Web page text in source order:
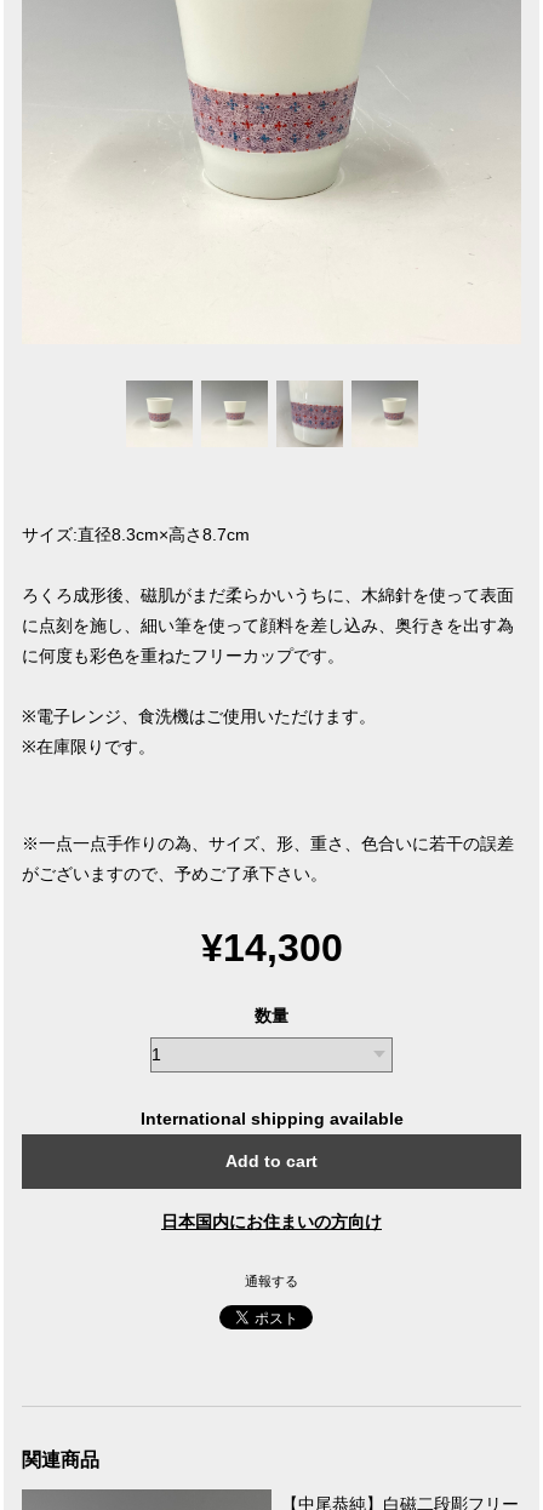
サイズ:直径8.3cm×高さ8.7cm
ろくろ成形後、磁肌がまだ柔らかいうちに、木綿針を使って表面
に点刻を施し、細い筆を使って顔料を差し込み、奥行きを出す為
に何度も彩色を重ねたフリーカップです。
※電子レンジ、食洗機はご使用いただけます。
※在庫限りです。
※一点一点手作りの為、サイズ、形、重さ、色合いに若干の誤差
がございますので、予めご了承下さい。
¥14,300
数量
International shipping available
Add to cart
日本国内にお住まいの方向け
通報する
関連商品
【中尾恭純】白磁二段彫フリー